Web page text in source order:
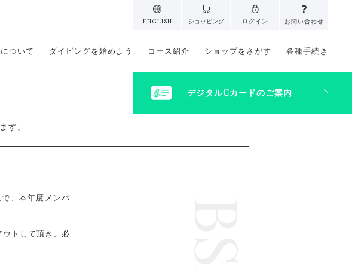
す。
、本年度メンバ
トして頂き、必
ついて ダイビングを始めよう コース紹介 ショップをさがす 各種手続き
ENGLISH ショッピング ログイン お問い合わせ
デジタルCカードのご案内